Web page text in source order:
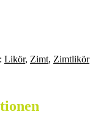
Likör, Zimt, Zimtlikör